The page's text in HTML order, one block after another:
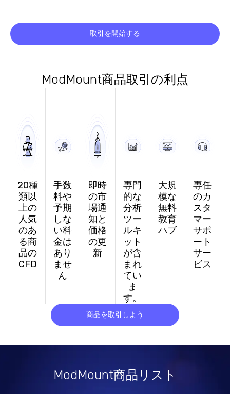
取引を開始する
ModMount商品取引の利点
20種
類以
上の
人気
のあ
る商
品の
CFD
手数
料や
予期
しな
い料
金は
あり
ませ
ん
即時
の市
場通
知と
価格
の更
新
専門
的な
分析
ツー
ルキ
ット
が含
まれ
てい
ま
す。
大規
模な
無料
教育
ハブ
専任
のカ
スタ
マー
サポ
ート
サー
ビス
商品を取引しよう
ModMount商品リスト